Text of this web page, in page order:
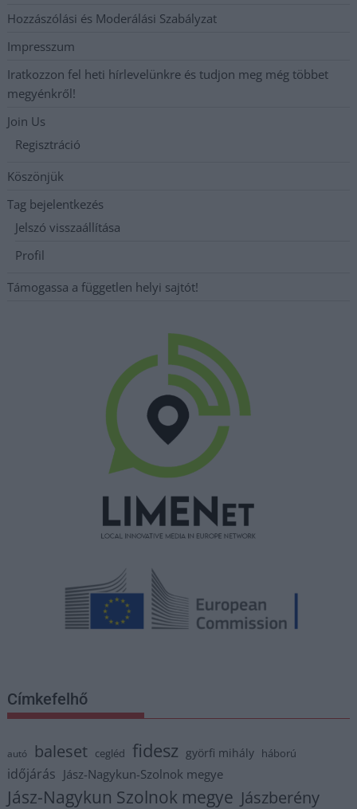
Hozzászólási és Moderálási Szabályzat
Impresszum
Iratkozzon fel heti hírlevelünkre és tudjon meg még többet
megyénkről!
Join Us
Regisztráció
Köszönjük
Tag bejelentkezés
Jelszó visszaállítása
Profil
Támogassa a független helyi sajtót!
Címkefelhő
autó baleset cegléd fidesz györfi mihály háború
időjárás Jász-Nagykun-Szolnok megye
Jász-Nagykun Szolnok megye Jászberény